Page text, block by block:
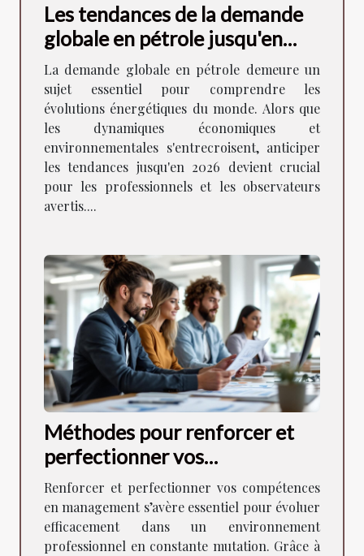
Les tendances de la demande
globale en pétrole jusqu'en
2026
La demande globale en pétrole demeure un
sujet essentiel pour comprendre les
évolutions énergétiques du monde. Alors que
les dynamiques économiques et
environnementales s'entrecroisent, anticiper
les tendances jusqu'en 2026 devient crucial
pour les professionnels et les observateurs
avertis....
Méthodes pour renforcer et
perfectionner vos
compétences en management
Renforcer et perfectionner vos compétences
en management s’avère essentiel pour évoluer
efficacement dans un environnement
professionnel en constante mutation. Grâce à